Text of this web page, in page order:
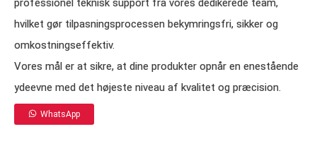
professionel teknisk support fra vores dedikerede team,
hvilket gør tilpasningsprocessen bekymringsfri, sikker og
omkostningseffektiv.
Vores mål er at sikre, at dine produkter opnår en enestående
ydeevne med det højeste niveau af kvalitet og præcision.
WhatsApp